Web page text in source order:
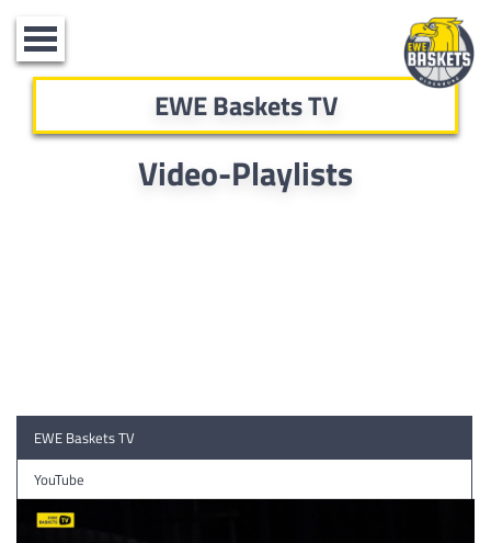
Toggle
navigation
EWE Baskets TV
Video-Playlists
EWE Baskets TV
YouTube